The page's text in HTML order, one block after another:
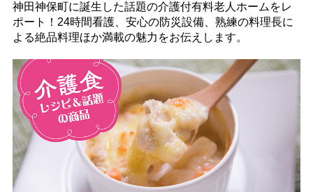
神田神保町に誕生した話題の介護付有料老人ホームをレ
ポート！24時間看護、安心の防災設備、熟練の料理長に
よる絶品料理ほか満載の魅力をお伝えします。